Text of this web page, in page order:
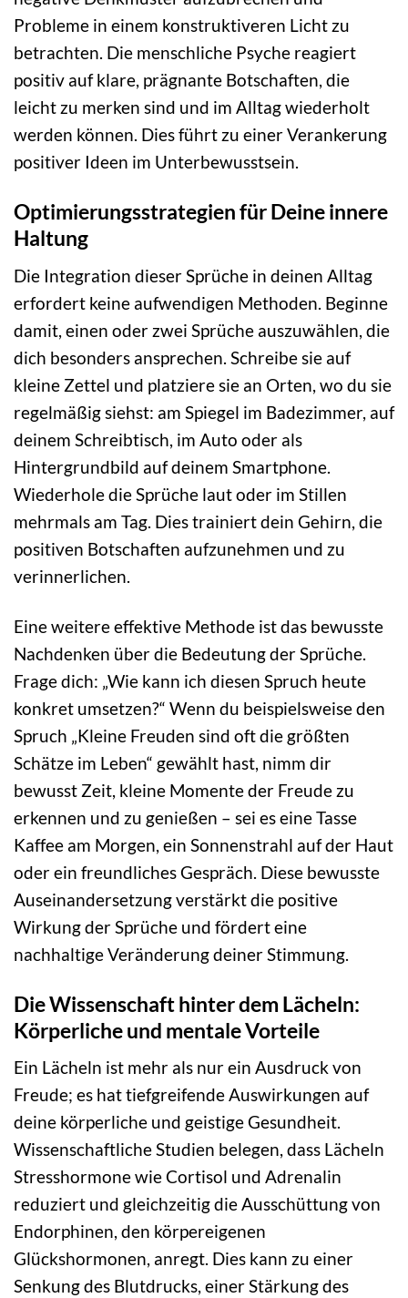
Probleme in einem konstruktiveren Licht zu
betrachten. Die menschliche Psyche reagiert
positiv auf klare, prägnante Botschaften, die
leicht zu merken sind und im Alltag wiederholt
werden können. Dies führt zu einer Verankerung
positiver Ideen im Unterbewusstsein.
Optimierungsstrategien für Deine innere
Haltung
Die Integration dieser Sprüche in deinen Alltag
erfordert keine aufwendigen Methoden. Beginne
damit, einen oder zwei Sprüche auszuwählen, die
dich besonders ansprechen. Schreibe sie auf
kleine Zettel und platziere sie an Orten, wo du sie
regelmäßig siehst: am Spiegel im Badezimmer, auf
deinem Schreibtisch, im Auto oder als
Hintergrundbild auf deinem Smartphone.
Wiederhole die Sprüche laut oder im Stillen
mehrmals am Tag. Dies trainiert dein Gehirn, die
positiven Botschaften aufzunehmen und zu
verinnerlichen.
Eine weitere effektive Methode ist das bewusste
Nachdenken über die Bedeutung der Sprüche.
Frage dich: „Wie kann ich diesen Spruch heute
konkret umsetzen?“ Wenn du beispielsweise den
Spruch „Kleine Freuden sind oft die größten
Schätze im Leben“ gewählt hast, nimm dir
bewusst Zeit, kleine Momente der Freude zu
erkennen und zu genießen – sei es eine Tasse
Kaffee am Morgen, ein Sonnenstrahl auf der Haut
oder ein freundliches Gespräch. Diese bewusste
Auseinandersetzung verstärkt die positive
Wirkung der Sprüche und fördert eine
nachhaltige Veränderung deiner Stimmung.
Die Wissenschaft hinter dem Lächeln:
Körperliche und mentale Vorteile
Ein Lächeln ist mehr als nur ein Ausdruck von
Freude; es hat tiefgreifende Auswirkungen auf
deine körperliche und geistige Gesundheit.
Wissenschaftliche Studien belegen, dass Lächeln
Stresshormone wie Cortisol und Adrenalin
reduziert und gleichzeitig die Ausschüttung von
Endorphinen, den körpereigenen
Glückshormonen, anregt. Dies kann zu einer
Senkung des Blutdrucks, einer Stärkung des